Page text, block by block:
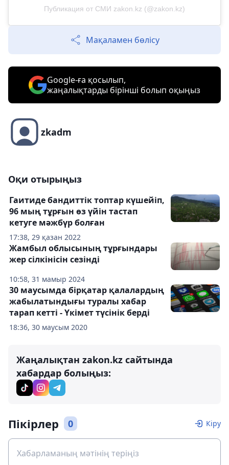
Публикация от СМИ zakon.kz (@zakon.kz)
Мақаламен бөлісу
Google-ға қосылып,
жаңалықтарды бірінші болып оқыңыз
zkadm
Оқи отырыңыз
17:38, 29 қазан 2022
Гаитиде бандиттік топтар күшейіп,
96 мың тұрғын өз үйін тастап
кетуге мәжбүр болған
10:58, 31 мамыр 2024
Жамбыл облысының тұрғындары
жер сілкінісін сезінді
18:36, 30 маусым 2020
30 маусымда бірқатар қалалардың
жабылатындығы туралы хабар
тарап кетті - Үкімет түсінік берді
Жаңалықтан zakon.kz сайтында
хабардар болыңыз:
Пікірлер 0 Кіру